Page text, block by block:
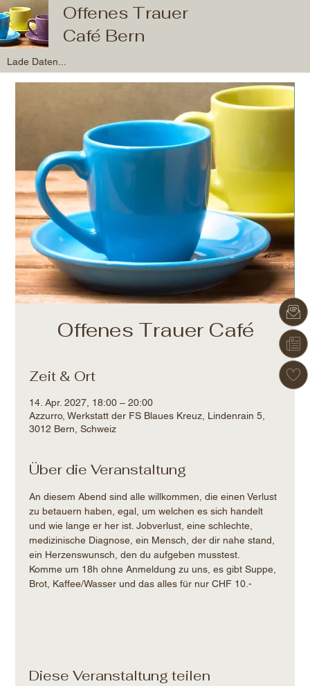
Lade Daten...
Offenes Trauer
Café Bern
Offenes Trauer Café
Zeit & Ort
14. Apr. 2027, 18:00 – 20:00
Azzurro, Werkstatt der FS Blaues Kreuz, Lindenrain 5,
3012 Bern, Schweiz
Über die Veranstaltung
An diesem Abend sind alle willkommen, die einen Verlust
zu betauern haben, egal, um welchen es sich handelt
und wie lange er her ist. Jobverlust, eine schlechte,
medizinische Diagnose, ein Mensch, der dir nahe stand,
ein Herzenswunsch, den du aufgeben musstest.
Komme um 18h ohne Anmeldung zu uns, es gibt Suppe,
Brot, Kaffee/Wasser und das alles für nur CHF 10.-
Diese Veranstaltung teilen